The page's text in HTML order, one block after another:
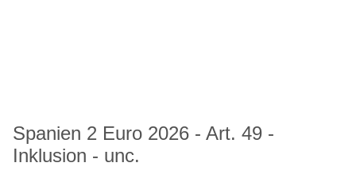
Spanien 2 Euro 2026 - Art. 49 -
Inklusion - unc.